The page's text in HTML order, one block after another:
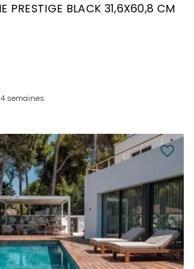
PRESTIGE BLACK 31,6X60,8 CM
semaines
favorite_border